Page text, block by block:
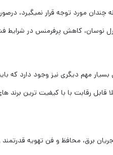
چندان مورد توجه قرار نمیگیرد،
نوسان، کاهش پرفرمنس در
مهم دیگری نیز وجود دارد که
رقابت با با کیفیت ترین برند